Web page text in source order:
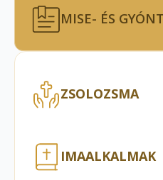
MISE- ÉS
ZSOLOZSMA
IMAALKALMAK